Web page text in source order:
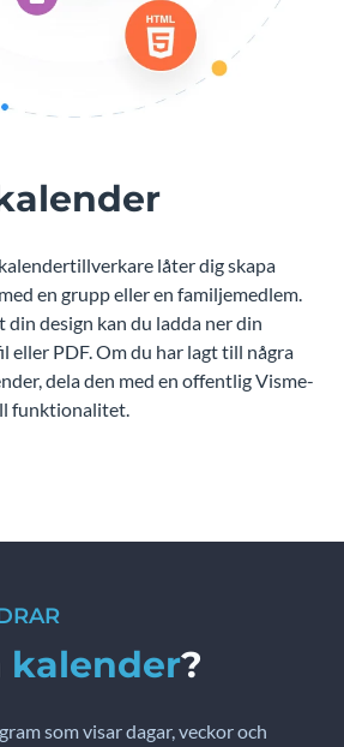
låter dig skapa
en grupp eller en familjemedlem.
design kan du ladda ner din
eller PDF. Om du har lagt till några
dela den med en offentlig Visme-
funktionalitet.
kalender?
som visar dagar, veckor och